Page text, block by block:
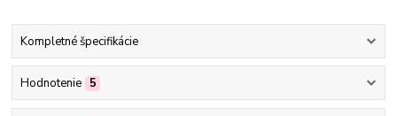
Kompletné špecifikácie
Hodnotenie 5